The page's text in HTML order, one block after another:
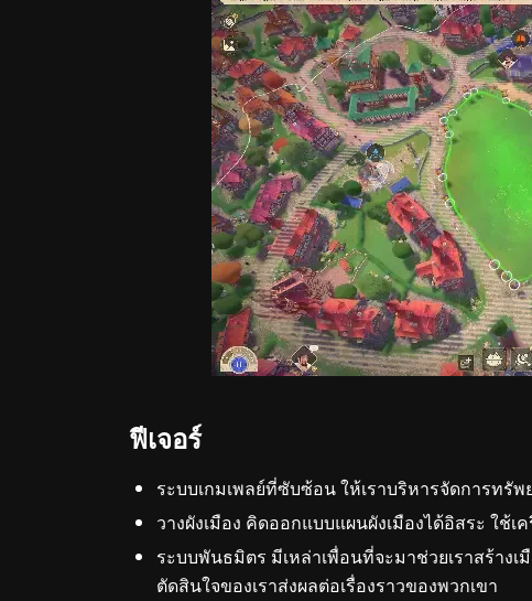
ฟีเจอร์
ระบบเกมเพลย์ที่ซับซ้อน ให้เราบริหารจัดการทรั
วางผังเมือง คิดออกแบบแผนผังเมืองได้อิสระ ใช้
ระบบพันธมิตร มีเหล่าเพื่อนที่จะมาช่วยเราสร้าง
ตัดสินใจของเราส่งผลต่อเรื่องราวของพวกเขา